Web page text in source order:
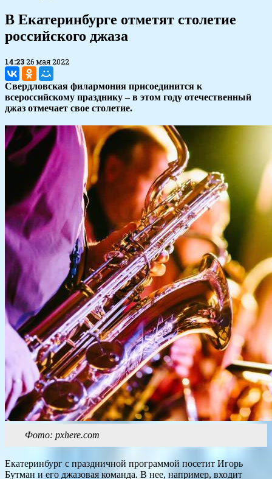
В Екатеринбурге отметят столетие
российского джаза
14:2326 мая 2022
Свердловская филармония присоединится к
всероссийскому празднику – в этом году отечественный
джаз отмечает свое столетие.
Фото: pxhere.com
Екатеринбург с праздничной программой посетит Игорь
Бутман и его джазовая команда. В нее, например, входит